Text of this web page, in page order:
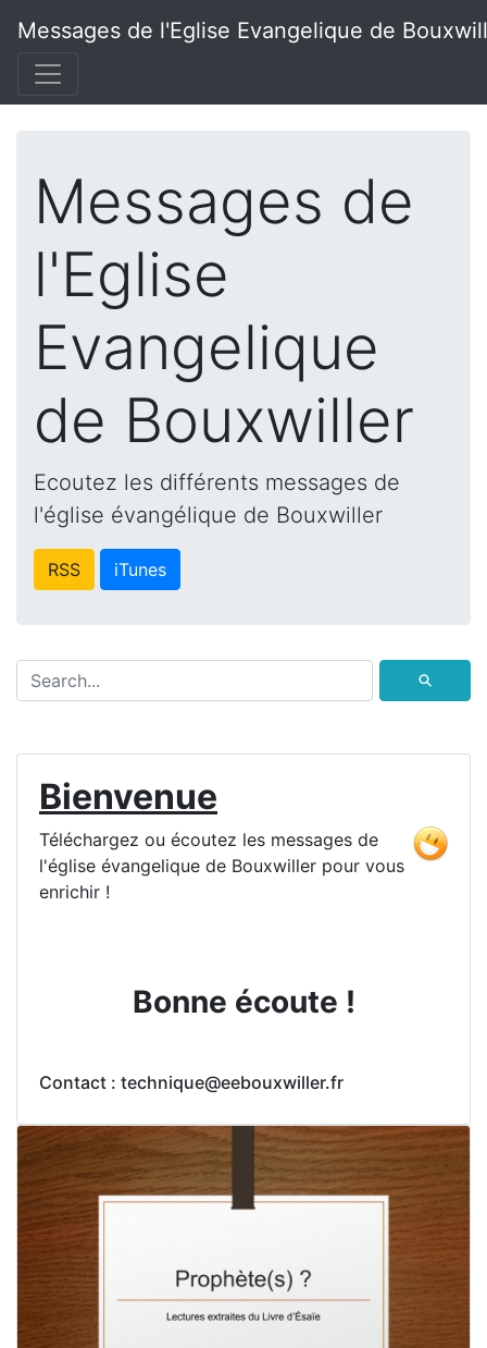
Messages de l'Eglise Evangelique de
Messages de
l'Eglise
Evangelique
de Bouxwiller
Ecoutez les différents messages de
l'église évangélique de Bouxwiller
RSS iTunes
⚲
Bienvenue
Téléchargez ou écoutez les messages de
l'église évangelique de Bouxwiller pour vous
enrichir !
Bonne écoute !
Contact : technique@eebouxwiller.fr